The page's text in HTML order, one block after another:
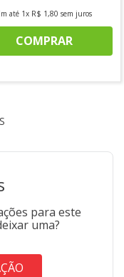
até 1x R$ 1,80 sem juros
COMPRAR
para este
uma?